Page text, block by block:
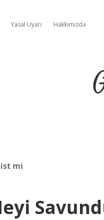
Yasal Uyarı Hakkımızda
mi